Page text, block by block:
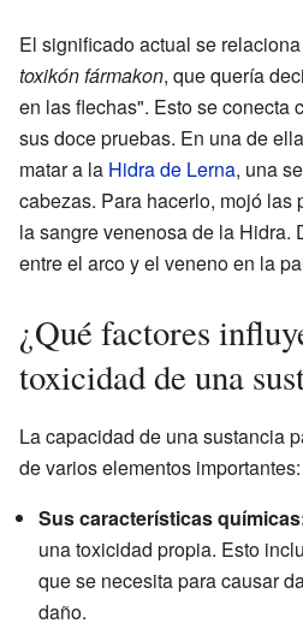
El significado actual se
toxikón fármakon, que quería
en las flechas". Esto se conecta
sus doce pruebas. En una de
matar a la Hidra de Lerna, una
cabezas. Para hacerlo, mojó las
la sangre venenosa de la Hidra.
entre el arco y el veneno en la
¿Qué factores
toxicidad de una
La capacidad de una sustancia
de varios elementos importantes:
Sus características
una toxicidad propia. Esto
que se necesita para causar
daño.